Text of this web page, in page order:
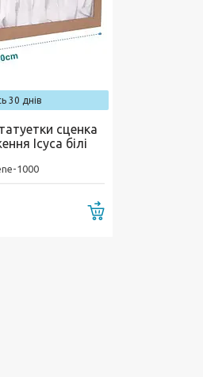
30 днів
сценка
Ісуса білі
1000